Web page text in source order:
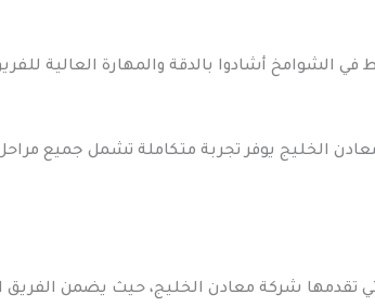
الشوامخ أشادوا بالدقة والمهارة العالية
الخليج يوفر تجربة متكاملة تشمل جميع
تقدمها شركة معادن الخليج، حيث يضمن